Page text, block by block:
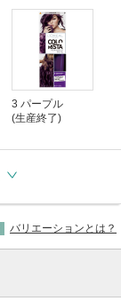
3 パープル
(生産終了)
バリエーションとは？